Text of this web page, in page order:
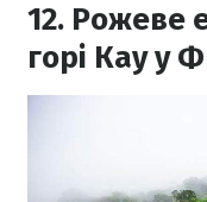
12. Рожеве
горі Кау у